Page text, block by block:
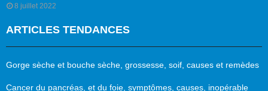
8 juillet 2022
ARTICLES TENDANCES
Gorge sèche et bouche sèche, grossesse, soif, causes et remèdes
Cancer du pancréas, et du foie, symptômes, causes, inopérable